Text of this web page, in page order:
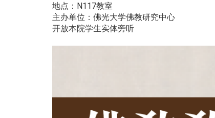
地点：N117教室
主办单位：佛光大学佛教研究中心
开放本院学生实体旁听